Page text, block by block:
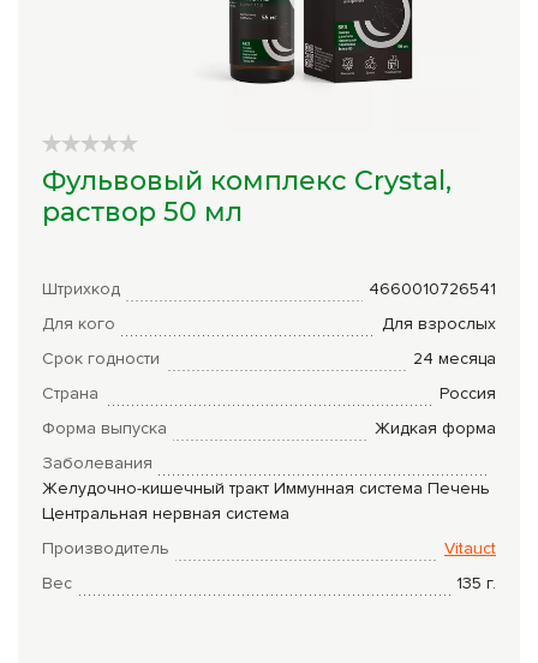
Прочие фитопрепараты
Травяной чай
Специи
Натуральные растительные масла
Лечебные мази
Средства личной гигиены
Приборы лечебные
Книги Гарбузова Г.А.
Комплексные программы лечения
Фульвовый комплекс Crystal,
раствор 50 мл
Штрихкод
4660010726541
Для кого
Для взрослых
Срок годности
24 месяца
Страна
Россия
Форма выпуска
Жидкая форма
Заболевания
Желудочно-кишечный тракт Иммунная система Печень
Центральная нервная система
Производитель
Vitauct
Вес
135 г.